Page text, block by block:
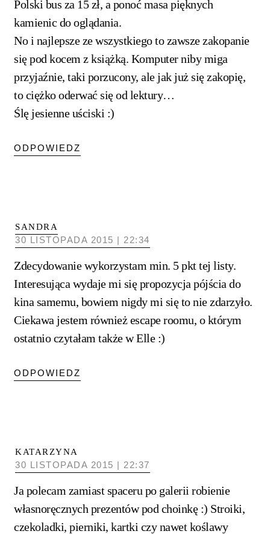
Polski bus za 15 zł, a ponoć masa pięknych
kamienic do oglądania.
No i najlepsze ze wszystkiego to zawsze zakopanie
się pod kocem z książką. Komputer niby miga
przyjaźnie, taki porzucony, ale jak już się zakopię,
to ciężko oderwać się od lektury…
Ślę jesienne uściski :)
ODPOWIEDZ
SANDRA
30 LISTOPADA 2015 | 22:34
Zdecydowanie wykorzystam min. 5 pkt tej listy.
Interesująca wydaje mi się propozycja pójścia do
kina samemu, bowiem nigdy mi się to nie zdarzyło.
Ciekawa jestem również escape roomu, o którym
ostatnio czytałam także w Elle :)
ODPOWIEDZ
KATARZYNA
30 LISTOPADA 2015 | 22:37
Ja polecam zamiast spaceru po galerii robienie
własnoręcznych prezentów pod choinkę :) Stroiki,
czekoladki, pierniki, kartki czy nawet koślawy